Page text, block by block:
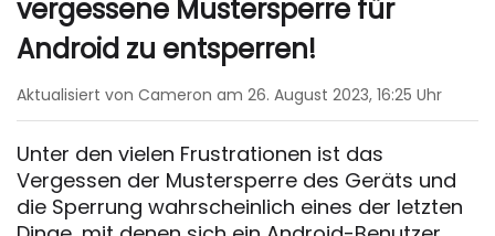
vergessene Mustersperre für
Android zu entsperren!
Aktualisiert von Cameron am 26. August 2023, 16:25 Uhr
Unter den vielen Frustrationen ist das
Vergessen der Mustersperre des Geräts und
die Sperrung wahrscheinlich eines der letzten